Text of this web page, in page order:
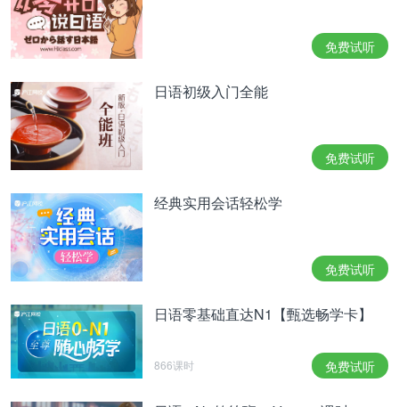
应该会让你涌起斗志了吧
为什么
脸上的表情就跟准备玩新买的游戏时一模一样
我才没有
话说那时我什么表情
蠢蠢欲动
你说什么 我一点都不懂
我才没有蠢蠢欲动
你有
我才没有
有
没有
这篇材料你能听出多少？点击这里做听写，提高外语
免费试听
日语初级入门全能
免费试听
经典实用会话轻松学
免费试听
日语零基础直达N1【甄选畅学卡】
866课时 免费试听